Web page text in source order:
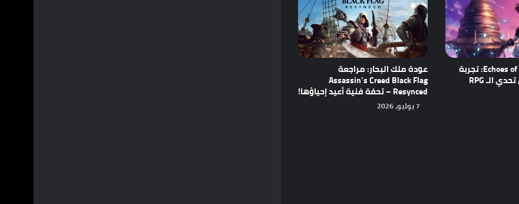
مراجعة Echoes of Aincrad: تجربة
واعدة تجمع بين تحدي الـ RPG
عودة ملك البحار: مراجعة
Assassin’s Creed Black Flag
Resynced – تحفة فنية أعيد إحياؤها!
7 يوليو، 2026